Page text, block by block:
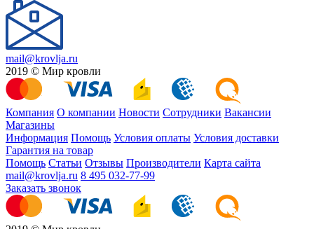
mail@krovlja.ru
2019 © Мир кровли
Компания О компании Новости Сотрудники Вакансии
Магазины
Информация Помощь Условия оплаты Условия доставки
Гарантия на товар
Помощь Статьи Отзывы Производители Карта сайта
mail@krovlja.ru 8 495 032-77-99
Заказать звонок